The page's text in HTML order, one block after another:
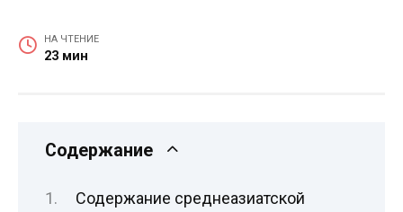
НА ЧТЕНИЕ
23 мин
Содержание
Содержание среднеазиатской